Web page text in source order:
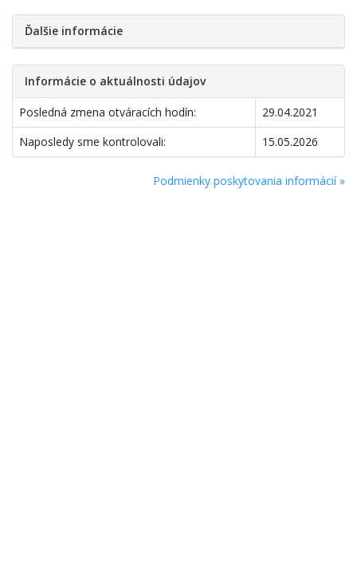
Ďalšie informácie
Informácie o aktuálnosti údajov
Posledná zmena otváracích hodín:
29.04.2021
Naposledy sme kontrolovali:
15.05.2026
Podmienky poskytovania informácií »